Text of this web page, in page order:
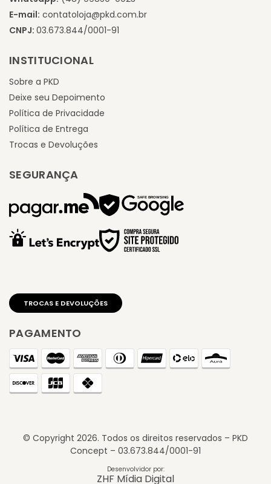
E-mail: contatoloja@pkd.com.br
CNPJ: 03.673.844/0001-91
INSTITUCIONAL
Sobre a PKD
Deixe seu Depoimento
Política de Privacidade
Política de Entrega
Trocas e Devoluções
SEGURANÇA
PAGAMENTO
© Copyright 2026. Todos os direitos reservados – PKD
Concept – 03.673.844/0001-91
Desenvolvidor por:
ZHF Mídia Digital